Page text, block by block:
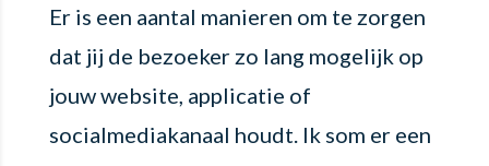
Er is een aantal manieren om te zorgen
dat jij de bezoeker zo lang mogelijk op
jouw website, applicatie of
socialmediakanaal houdt. Ik som er een